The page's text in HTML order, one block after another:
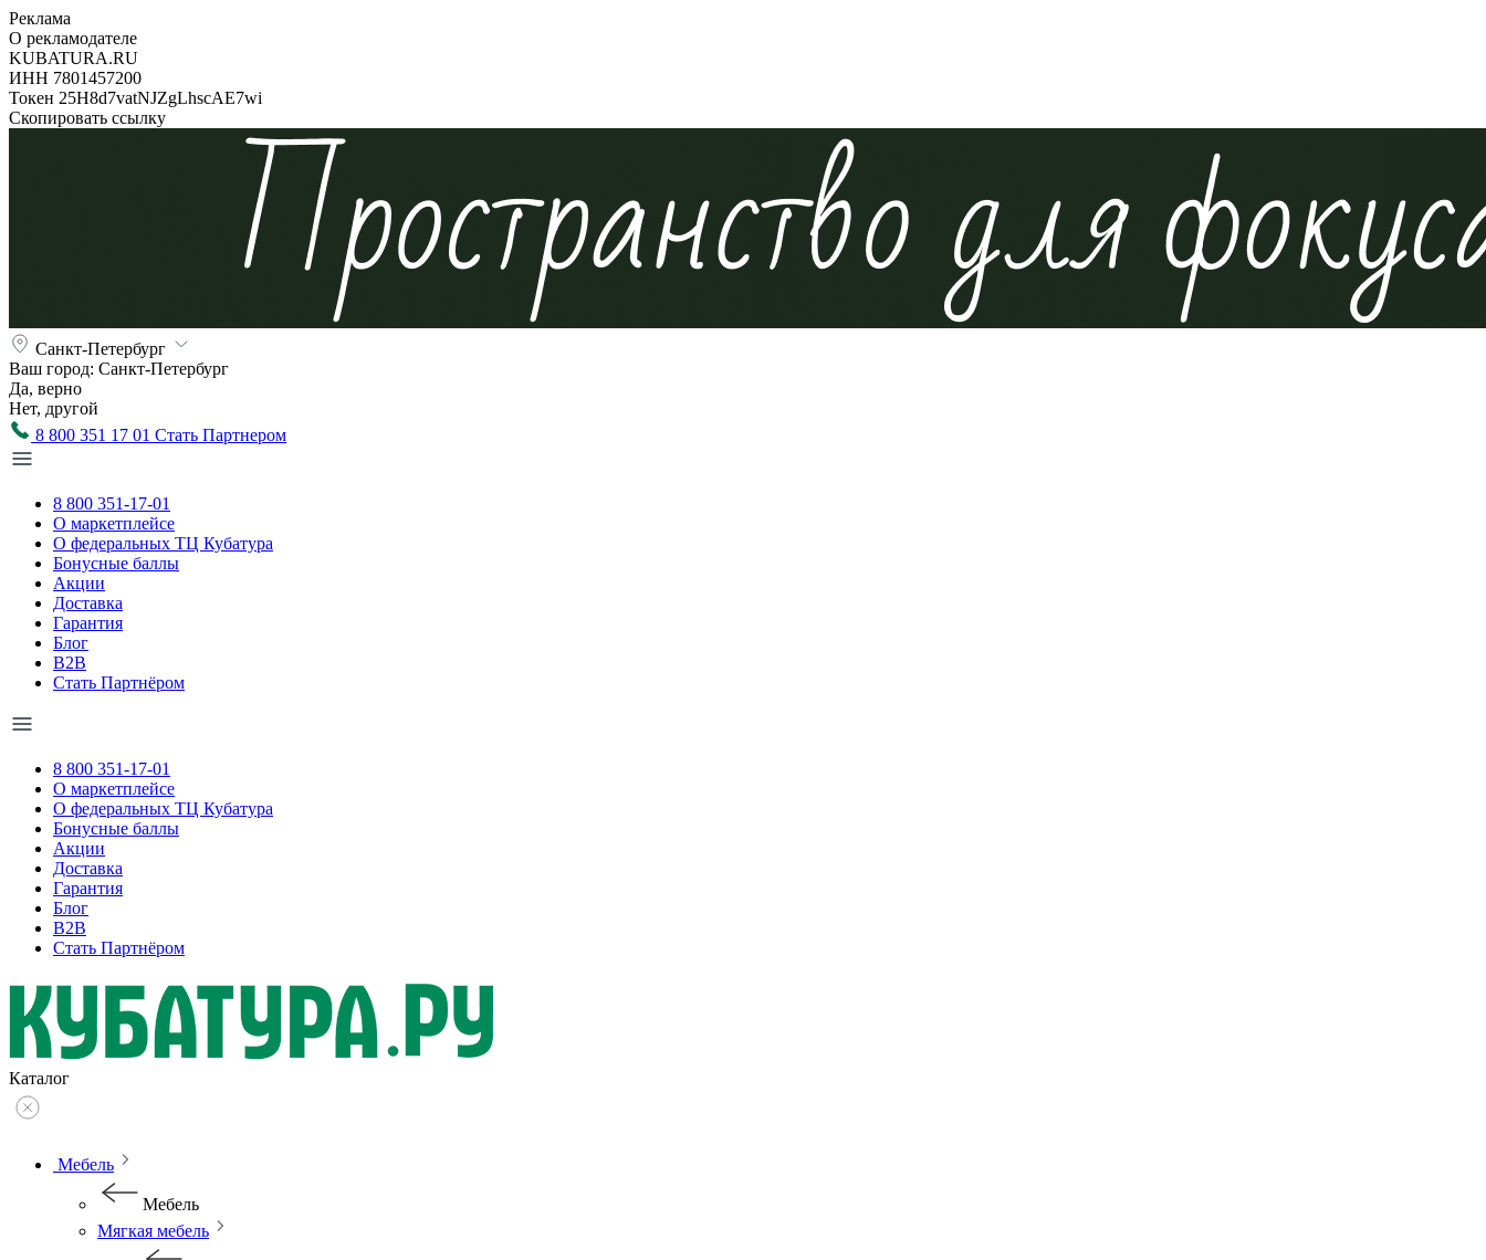
Реклама
О рекламодателе
KUBATURA.RU
ИНН 7801457200
Токен 25H8d7vatNJZgLhscAE7wi
Скопировать ссылку
Санкт-Петербург
Ваш город: Санкт-Петербург
Да, верно
Нет, другой
8 800 351 17 01 Стать Партнером
8 800 351-17-01
О маркетплейсе
О федеральных ТЦ Кубатура
Бонусные баллы
Акции
Доставка
Гарантия
Блог
B2B
Стать Партнёром
8 800 351-17-01
О маркетплейсе
О федеральных ТЦ Кубатура
Бонусные баллы
Акции
Доставка
Гарантия
Блог
B2B
Стать Партнёром
Каталог
Мебель
Мебель
Мягкая мебель